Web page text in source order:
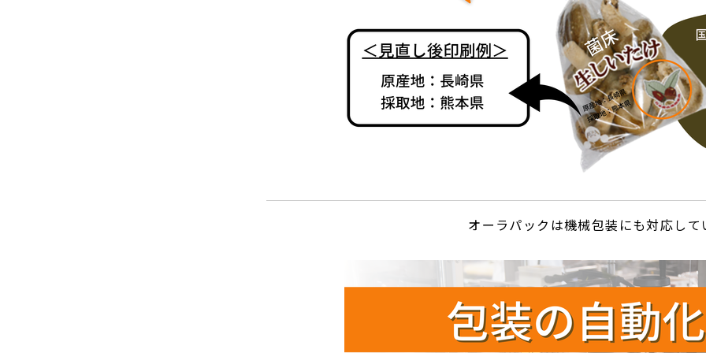
オーラパックは機械包装にも対応して